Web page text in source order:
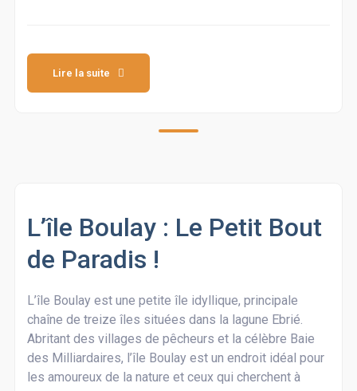
Lire la suite
L’île Boulay : Le Petit Bout
de Paradis !
L’île Boulay est une petite île idyllique, principale
chaîne de treize îles situées dans la lagune Ebrié.
Abritant des villages de pêcheurs et la célèbre Baie
des Milliardaires, l’île Boulay est un endroit idéal pour
les amoureux de la nature et ceux qui cherchent à